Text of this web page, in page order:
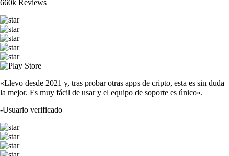
660k Reviews
«Llevo desde 2021 y, tras probar otras apps de cripto, esta es sin duda
la mejor. Es muy fácil de usar y el equipo de soporte es único».
-Usuario verificado